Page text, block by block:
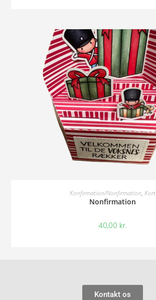
Konfirmation/Nonfirmation, Kort
Nonfirmation
40,00 kr.
Kontakt os